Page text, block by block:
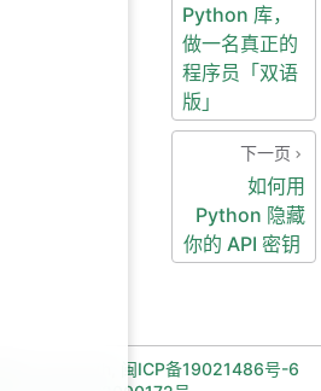
Python 库，
做一名真正的
程序员「双语
版」
下一页
如何用
Python 隐藏
你的 API 密钥
闽ICP备19021486号-6